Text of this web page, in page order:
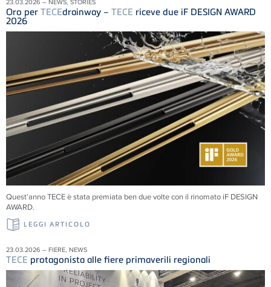
23.03.2026 – NEWS, STORIES
Oro per TECEdrainway – TECE riceve due iF DESIGN AWARD
2026
Quest’anno TECE è stata premiata ben due volte con il rinomato iF DESIGN
AWARD.
LEGGI ARTICOLO
23.03.2026 – FIERE, NEWS
TECE protagonista alle fiere primaverili regionali